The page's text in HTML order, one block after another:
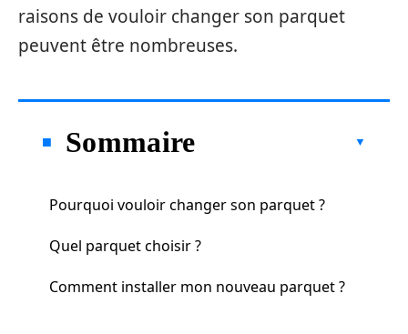
raisons de vouloir changer son parquet
peuvent être nombreuses.
Sommaire
Pourquoi vouloir changer son parquet ?
Quel parquet choisir ?
Comment installer mon nouveau parquet ?